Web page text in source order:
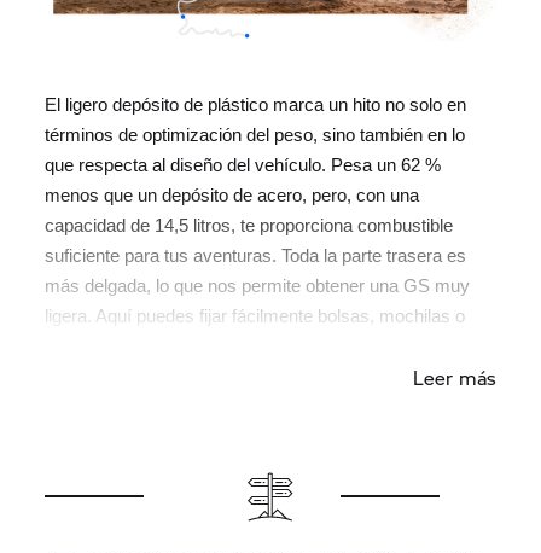
El ligero depósito de plástico marca un hito no solo en
términos de optimización del peso, sino también en lo
que respecta al diseño del vehículo. Pesa un 62 %
menos que un depósito de acero, pero, con una
capacidad de 14,5 litros, te proporciona combustible
suficiente para tus aventuras. Toda la parte trasera es
más delgada, lo que nos permite obtener una GS muy
ligera. Aquí puedes fijar fácilmente bolsas, mochilas o
Leer más